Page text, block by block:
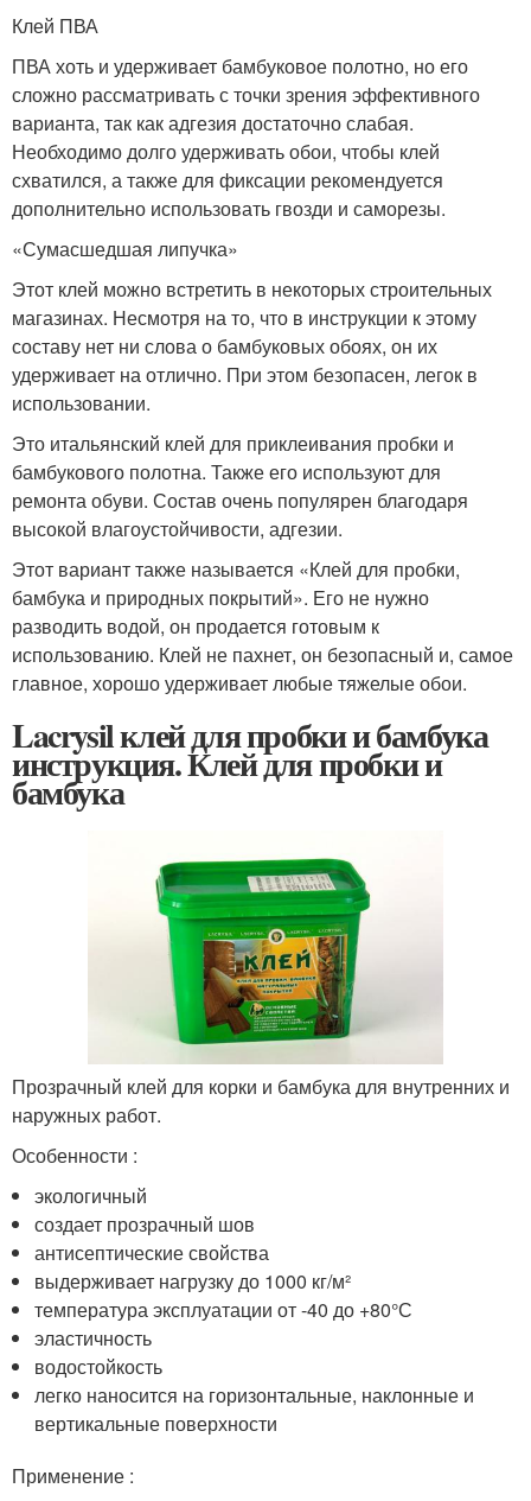
Клей ПВА
ПВА хоть и удерживает бамбуковое полотно, но его
сложно рассматривать с точки зрения эффективного
варианта, так как адгезия достаточно слабая.
Необходимо долго удерживать обои, чтобы клей
схватился, а также для фиксации рекомендуется
дополнительно использовать гвозди и саморезы.
«Сумасшедшая липучка»
Этот клей можно встретить в некоторых строительных
магазинах. Несмотря на то, что в инструкции к этому
составу нет ни слова о бамбуковых обоях, он их
удерживает на отлично. При этом безопасен, легок в
использовании.
Это итальянский клей для приклеивания пробки и
бамбукового полотна. Также его используют для
ремонта обуви. Состав очень популярен благодаря
высокой влагоустойчивости, адгезии.
Этот вариант также называется «Клей для пробки,
бамбука и природных покрытий». Его не нужно
разводить водой, он продается готовым к
использованию. Клей не пахнет, он безопасный и, самое
главное, хорошо удерживает любые тяжелые обои.
Lacrysil клей для пробки и бамбука
инструкция. Клей для пробки и
бамбука
Прозрачный клей для корки и бамбука для внутренних и
наружных работ.
Особенности :
экологичный
создает прозрачный шов
антисептические свойства
выдерживает нагрузку до 1000 кг/м²
температура эксплуатации от -40 до +80°С
эластичность
водостойкость
легко наносится на горизонтальные, наклонные и
вертикальные поверхности
Применение :